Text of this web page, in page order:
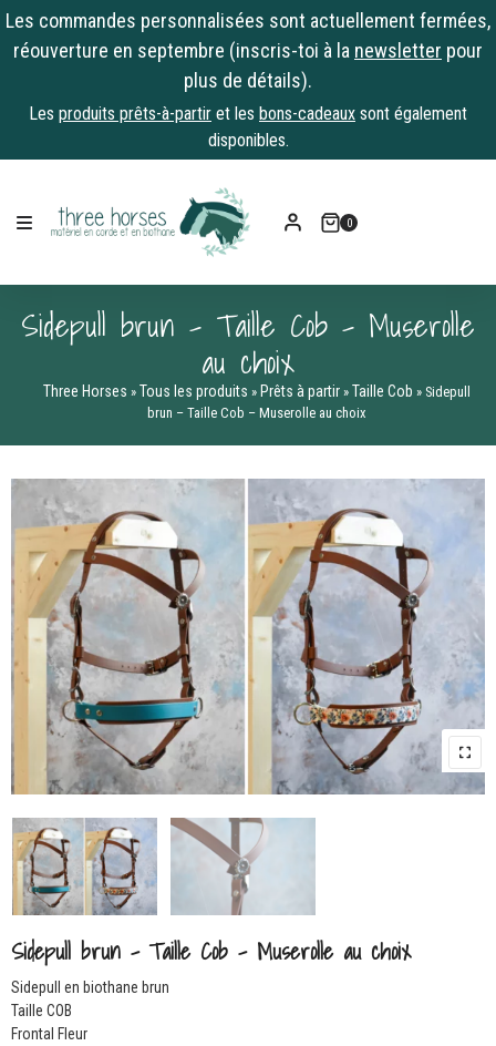
Les commandes personnalisées sont actuellement fermées,
réouverture en septembre (inscris-toi à la newsletter pour
plus de détails).
Les produits prêts-à-partir et les bons-cadeaux sont également
disponibles.
content
0
Sidepull brun – Taille Cob – Muserolle
au choix
Three Horses » Tous les produits » Prêts à partir» Taille Cob » Sidepull
brun – Taille Cob – Muserolle au choix
Sidepull brun – Taille Cob – Muserolle au choix
Sidepull en biothane brun
Taille COB
Frontal Fleur